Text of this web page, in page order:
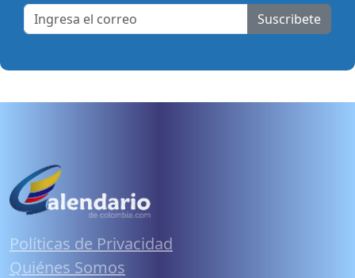
Suscribete
Políticas de Privacidad
Quiénes Somos